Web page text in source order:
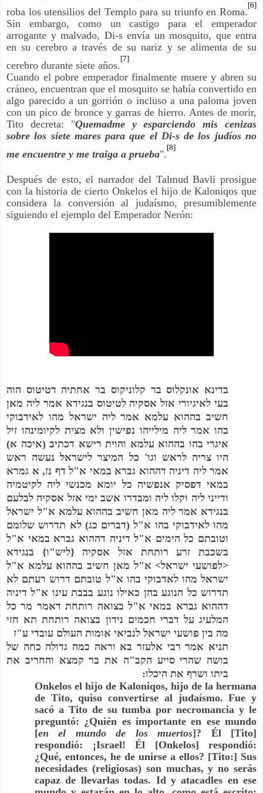
roba los utensilios del Templo para su triunfo en Roma.
[6]
Sin embargo, como un castigo para el emperador
arrogante y malvado, Di-s envía un mosquito, que entra
en su cerebro a través de su nariz y se alimenta de su
cerebro durante siete años.
[7]
Cuando el pobre emperador finalmente muere y abren su
cráneo, encuentran que el mosquito se había convertido en
algo parecido a un gorrión o incluso a una paloma joven
con un pico de bronce y garras de hierro. Antes de morir,
Tito decreta: "Quemadme y esparciendo mis cenizas
sobre los siete mares para que el Di-s de los judíos no
me encuentre y me traiga a prueba".
[8]
Después de esto, el narrador del Talmud Bavli prosigue
con la historia de cierto Onkelos el hijo de Kaloniqos que
considera la conversión al judaísmo, presumiblemente
siguiendo el ejemplo del Emperador Nerón:
בדינא אונקלוס בר קלוניקוס בר אחתיה דטיטוס הוה
בעי לאיגיורי אזל אסקיה לטיטוס בנגידא אמר ליה מאן
חשיב בההוא עלמא אמר ליה ישראל מהו לאידבוקי
בהו אמר ליה מילייהו נפישין ולא מצית לקיומינהו זיל
איגרי בהו בההוא עלמא והוית רישא דכתיב(איכה א)
היו צריה לראש וגו' כל המיצר לישראל נעשה ראש
אמר ליה דיניה דההוא גברא במאי א"ל דף נז, א גמרא
במאי דפסיק אנפשיה כל יומא מכנשי ליה לקיטמיה
ודייני ליה וקלו ליה ומבדרו אשב ימי אזל אסקיה לבלעם
בנגידא אמר ליה מאן חשיב בההוא עלמא א"ל ישראל
מהו לאידבוקי בהו א"ל (דברים כג)לא תדרוש שלומם
וטובתם כל הימים א"ל דיניה דההוא גברא במאי א"ל
בשכבת זרע רותחת אזל אסקיה{ליש"ו} בנגידא
<לפושעי ישראל> א"ל מאן חשיב בההוא עלמא א"ל
ישראל מהו לאדבוקי בהו א"ל טובתם דרוש רעתם לא
תדרוש כל הנוגע בהן כאילו נוגע בבבת עינו א"ל דיניה
דההוא גברא במאי א"ל בצואה רותחת דאמר מר כל
המלעיג על דברי חכמים נידון בצואה רותחת תא חזי
מה בין פושעי ישראל לנביאי אומות העולם עובדי ע"ז
תניא אמר רבי אלעזר בא וראה כמה גדולה כחה של
בושה שהרי סייע הקב"ה את בר קמצא והחריב את
ביתו ושרף את היכלו:
Onkelos el hijo de Kaloniqos, hijo de la hermana
de Tito, quiso convertirse al judaísmo. Fue y
sacó a Tito de su tumba por necromancia y le
preguntó: ¿Quién es importante en ese mundo
[en el mundo de los muertos]? Él [Tito]
respondió: ¡Israel! Él [Onkelos] respondió:
¿Qué, entonces, he de unirse a ellos? [Tito:] Sus
necesidades (religiosas) son muchas, y no serás
capaz de llevarlas todas. Id y atacadles en ese